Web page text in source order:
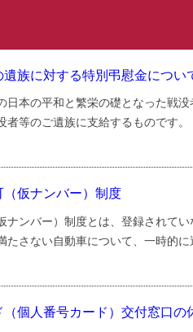
族に対する特別弔慰金につい
本の平和と繁栄の礎となった戦
等のご遺族に支給するものです。
（仮ナンバー）制度
ナンバー）制度とは、登録されて
たさない自動車について、一時的に
個人番号カード）交付窓口の